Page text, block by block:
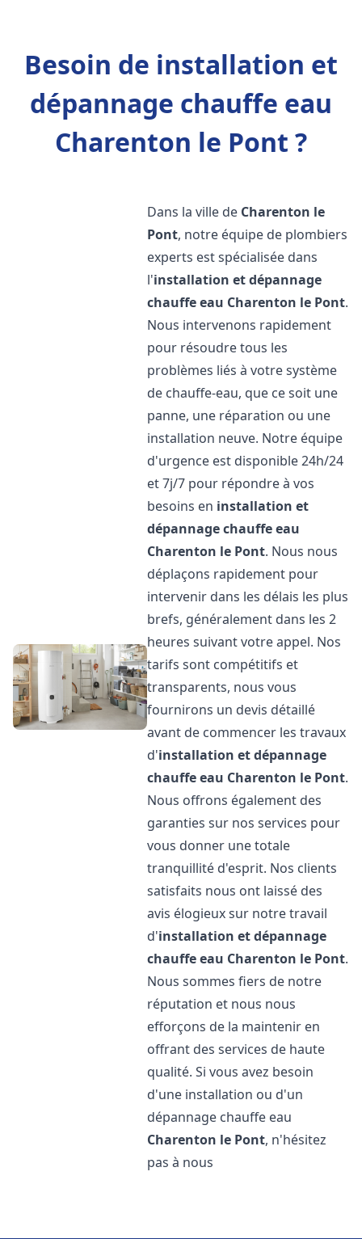
Besoin de installation et
dépannage chauffe eau
Charenton le Pont ?
Dans la ville de Charenton le
Pont, notre équipe de plombiers
experts est spécialisée dans
l'installation et dépannage
chauffe eau Charenton le Pont.
Nous intervenons rapidement
pour résoudre tous les
problèmes liés à votre système
de chauffe-eau, que ce soit une
panne, une réparation ou une
installation neuve. Notre équipe
d'urgence est disponible 24h/24
et 7j/7 pour répondre à vos
besoins en installation et
dépannage chauffe eau
Charenton le Pont. Nous nous
déplaçons rapidement pour
intervenir dans les délais les plus
brefs, généralement dans les 2
heures suivant votre appel. Nos
tarifs sont compétitifs et
transparents, nous vous
fournirons un devis détaillé
avant de commencer les travaux
d'installation et dépannage
chauffe eau Charenton le Pont.
Nous offrons également des
garanties sur nos services pour
vous donner une totale
tranquillité d'esprit. Nos clients
satisfaits nous ont laissé des
avis élogieux sur notre travail
d'installation et dépannage
chauffe eau Charenton le Pont.
Nous sommes fiers de notre
réputation et nous nous
efforçons de la maintenir en
offrant des services de haute
qualité. Si vous avez besoin
d'une installation ou d'un
dépannage chauffe eau
Charenton le Pont, n'hésitez
pas à nous